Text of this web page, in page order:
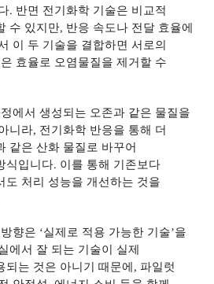
. 반면 전기화학 기술은 비교적
수 있지만, 반응 속도나 전달 효율에
이 두 기술을 결합하면 서로의
효율로 오염물질을 제거할 수
에서 생성되는 오존과 같은 물질을
니라, 전기화학 반응을 통해 더
같은 산화 물질로 바꾸어
식입니다. 이를 통해 기존보다
도 처리 성능을 개선하는 것을
향은 ‘실제로 적용 가능한 기술’을
에서 잘 되는 기술이 실제
는 것은 아니기 때문에 ,파일럿